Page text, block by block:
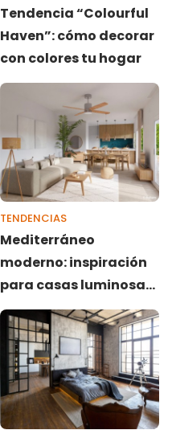
Tendencia “Colourful
Haven”: cómo decorar
con colores tu hogar
TENDENCIAS
Mediterráneo
moderno: inspiración
para casas luminosas
y fresca